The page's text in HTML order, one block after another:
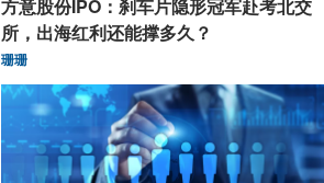
方意股份IPO：刹车片隐形冠军赴考北交
所，出海红利还能撑多久？
珊珊